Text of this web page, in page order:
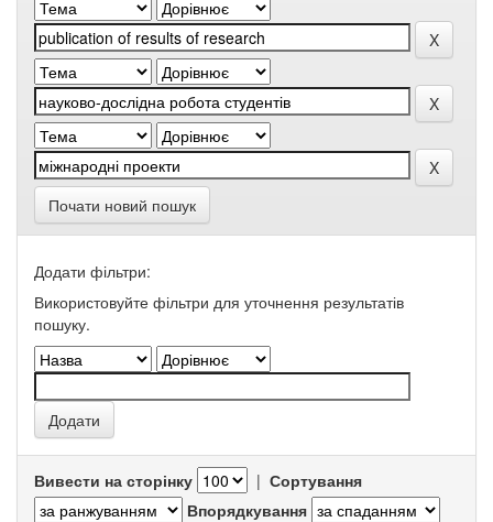
Почати новий пошук
Додати фільтри:
Використовуйте фільтри для уточнення результатів
пошуку.
Вивести на сторінку | Сортування
Впорядкування